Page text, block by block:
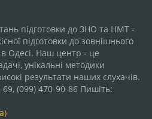
підготовки до ЗНО та НМТ -
підготовки до зовнішнього
Одесі. Наш центр - це
унікальні методики
результати наших слухачів.
(099) 470-90-86 Пишіть: